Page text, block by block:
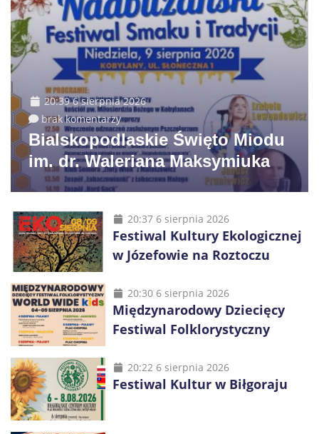
20:39 6 sierpnia 2026
brak komentarzy
Bialskopodlaskie Święto Miodu
im. dr. Waleriana Maksymiuka
20:37 6 sierpnia 2026
Festiwal Kultury Ekologicznej
w Józefowie na Roztoczu
20:30 6 sierpnia 2026
Międzynarodowy Dziecięcy
Festiwal Folklorystyczny
20:22 6 sierpnia 2026
Festiwal Kultur w Biłgoraju